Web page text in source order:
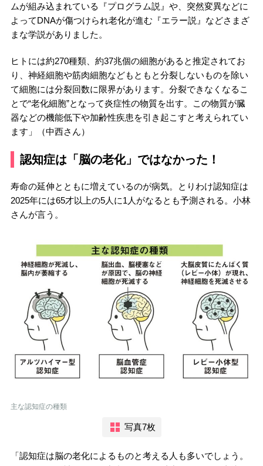
ムが組み込まれている『プログラム説』や、突然変異などに
よってDNAが傷つけられ老化が進む『エラー説』などさまざ
まな学説がありました。
ヒトには約270種類、約37兆個の細胞があると推定されてお
り、神経細胞や筋肉細胞などもともと分裂しないものを除い
て細胞には分裂回数に限界があります。分裂できなくなるこ
とで“老化細胞”となって炎症性の物質を出す。この物質が臓
器などの機能低下や加齢性疾患を引き起こすと考えられてい
ます」（中西さん）
認知症は「脳の老化」ではなかった！
寿命の延伸とともに増えているのが病気。とりわけ認知症は
2025年には65才以上の5人に1人がなるとも予測される。小林
さんが言う。
主な認知症の種類
写真7枚
「認知症は脳の老化によるものと考える人も多いでしょう。